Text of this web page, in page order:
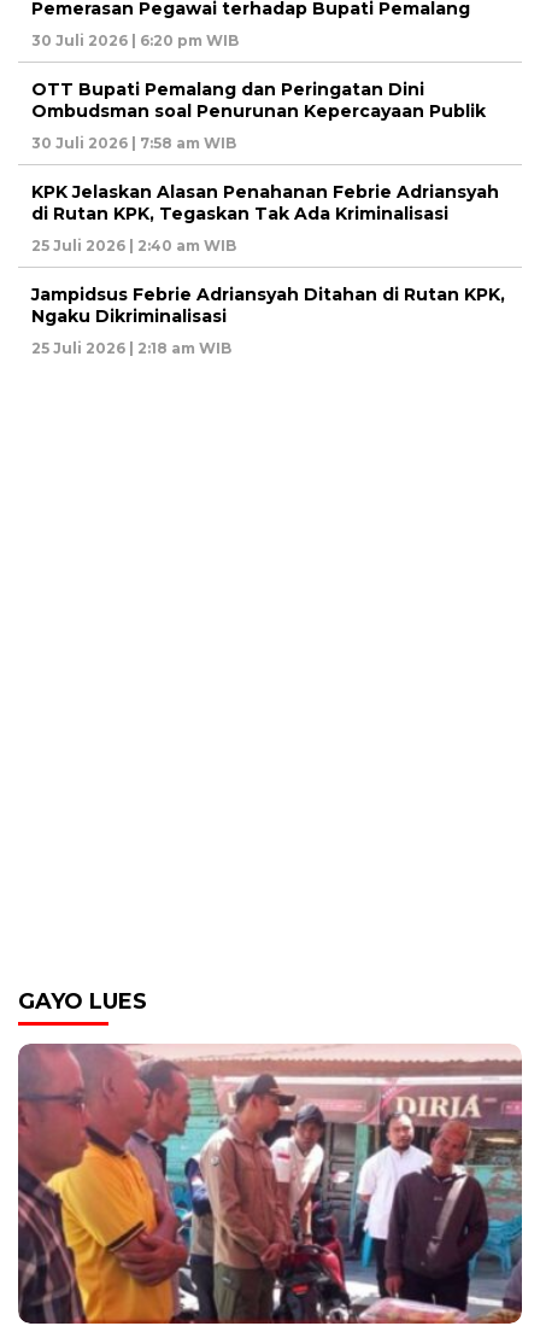
Pemerasan Pegawai terhadap Bupati Pemalang
30 Juli 2026 | 6:20 pm WIB
OTT Bupati Pemalang dan Peringatan Dini
Ombudsman soal Penurunan Kepercayaan Publik
30 Juli 2026 | 7:58 am WIB
KPK Jelaskan Alasan Penahanan Febrie Adriansyah
di Rutan KPK, Tegaskan Tak Ada Kriminalisasi
25 Juli 2026 | 2:40 am WIB
Jampidsus Febrie Adriansyah Ditahan di Rutan KPK,
Ngaku Dikriminalisasi
25 Juli 2026 | 2:18 am WIB
GAYO LUES